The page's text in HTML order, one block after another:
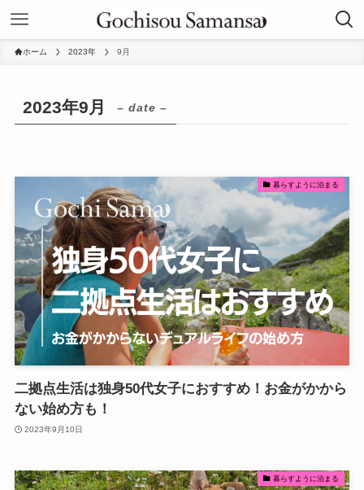
ホーム 2023年 9月
2023年9月 – date –
暮らすように泊まる
二拠点生活は独身50代女子におすすめ！お金がかから
ない始め方も！
2023年9月10日
暮らすように泊まる